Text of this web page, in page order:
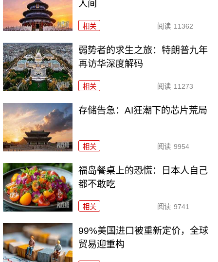
人间
相关 阅读 11362
弱势者的求生之旅：特朗普九年
再访华深度解码
相关 阅读 11273
存储告急：AI狂潮下的芯片荒局
相关 阅读 9954
福岛餐桌上的恐慌：日本人自己
都不敢吃
相关 阅读 9741
99%美国进口被重新定价，全球
贸易迎重构